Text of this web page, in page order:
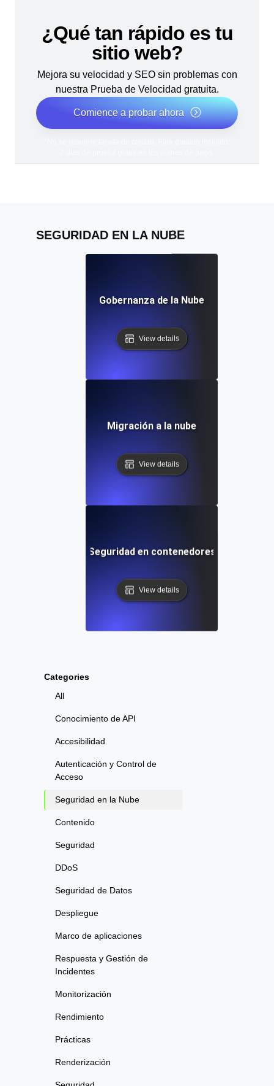
¿Qué tan rápido es tu
sitio web?
Mejora su velocidad y SEO sin problemas con
nuestra Prueba de Velocidad gratuita.
Comience a probar ahora
Categories
All
Conocimiento de API
Accesibilidad
Autenticación y Control de
Acceso
Seguridad en la Nube
Contenido
Seguridad
DDoS
Seguridad de Datos
Despliegue
Marco de aplicaciones
Respuesta y Gestión de
Incidentes
Monitorización
Rendimiento
Prácticas
Renderización
SEGURIDAD EN LA NUBE
Gobernanza de la Nube
View details
Migración a la nube
View details
Seguridad en contenedores
View details